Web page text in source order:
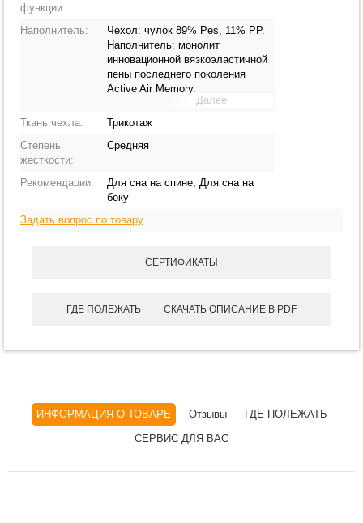
функции:
Наполнитель:
Чехол: чулок 89% Pes, 11% PP.
Наполнитель: монолит
инновационной вязкоэластичной
пены последнего поколения
Active Air Memory.
Далее
Ткань чехла:
Трикотаж
Степень
жесткости:
Средняя
Рекомендации:
Для сна на спине, Для сна на
боку
Задать вопрос по товару
СЕРТИФИКАТЫ
ГДЕ ПОЛЕЖАТЬ СКАЧАТЬ ОПИСАНИЕ В PDF
ИНФОРМАЦИЯ О ТОВАРЕ Отзывы
ГДЕ ПОЛЕЖАТЬ
СЕРВИС ДЛЯ ВАС